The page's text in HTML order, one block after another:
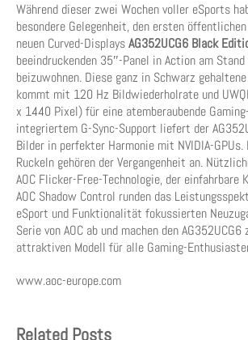
Während dieser zwei Wochen voller eSports
besondere Gelegenheit, den ersten
neuen Curved-DisplaysAG352UCG6 Black
beeindruckenden 35″-Panel in Action am
beizuwohnen. Diese ganz in Schwarz
kommt mit 120 Hz Bildwiederholrate und
x 1440 Pixel) für eine atemberaubende
integriertem G-Sync-Support liefert der
Bilder in perfekter Harmonie mit NVIDIA-GPUs.
Ruckeln gehören der Vergangenheit an.
AOC Flicker-Free-Technologie, der einfahrbare
AOC Shadow Control runden das
eSport und Funktionalität fokussierten
Serie von AOC ab und machen den
attraktiven Modell für alle Gaming-
www.aoc-europe.com
Related Posts